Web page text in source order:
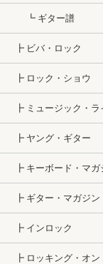
┗ ギター譜
┣ ビバ・ロック
┣ ロック・ショウ
┣ ミュージック・ラ
┣ ヤング・ギター
┣ キーボード・マガ
┣ ギター・マガジン
┣ インロック
┣ ロッキング・オン